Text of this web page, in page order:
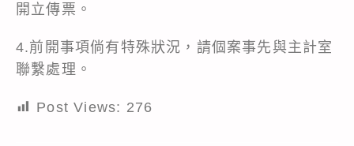
開立傳票。
4.前開事項倘有特殊狀況，請個案事先與主計室
聯繫處理。
Post Views: 276